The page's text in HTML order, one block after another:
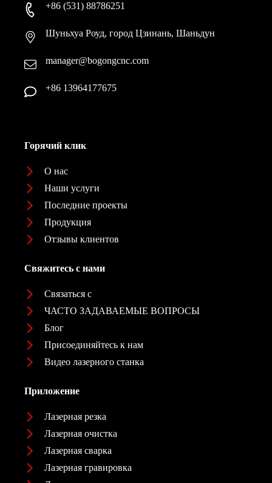
+86 (531) 88786251
Шуньхуа Роуд, город Цзинань, Шаньдун
manager@bogongcnc.com
+86 13964177675
Горячий клик
О нас
Наши услуги
Последние проекты
Продукция
Отзывы клиентов
Свяжитесь с нами
Связаться с
ЧАСТО ЗАДАВАЕМЫЕ ВОПРОСЫ
Блог
Присоединяйтесь к нам
Видео лазерного станка
Приложение
Лазерная резка
Лазерная очистка
Лазерная сварка
Лазерная гравировка